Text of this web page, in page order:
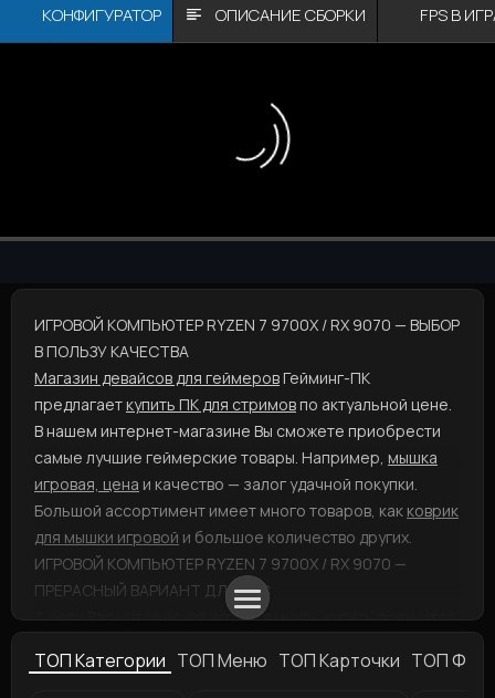
Блок питания
750W / DeepCool PL750D
КОНФИГУРАТОР ОПИСАНИЕ СБОРКИ FPS В
ИГРОВОЙ КОМПЬЮТЕР RYZEN 7 9700X / RX 9070 — ВЫБОР
В ПОЛЬЗУ КАЧЕСТВА
Магазин девайсов для геймеровГейминг-ПК
предлагаеткупить ПК для стримовпо актуальной цене.
В нашем интернет-магазине Вы сможете приобрести
самые лучшие геймерские товары. Например, мышка
игровая, цена и качество — залог удачной покупки.
Большой ассортимент имеет много товаров, как коврик
для мышки игровой и большое количество других.
ИГРОВОЙ КОМПЬЮТЕР RYZEN 7 9700X / RX 9070 —
ПРЕРАСНЫЙ ВАРИАНТ ДЛЯ ВАС
А если Вас интересуетигровая мышь, купитьполучится,
оплаты. Анаушники игровые для ПКпредставлены в
ТОП Категории ТОП Меню ТОП Карточки ТОП